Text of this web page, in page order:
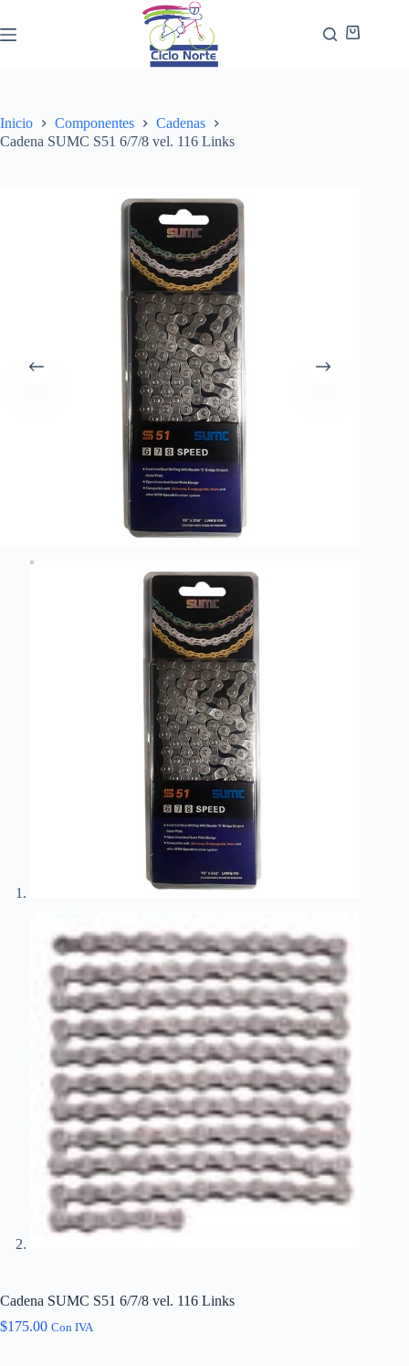
Inicio Componentes
Cadenas
Cadena SUMC S51 6/7/8 vel. 116 Links
Cadena SUMC S51 6/7/8 vel. 116 Links
$175.00 Con IVA